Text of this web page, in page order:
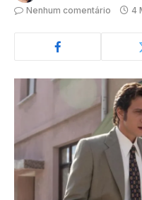
Nenhum comentário
4